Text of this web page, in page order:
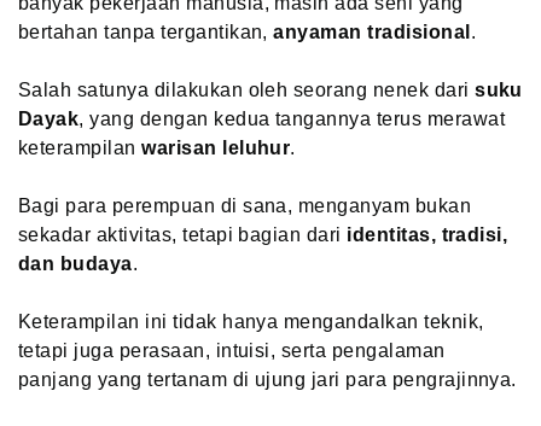
bertahan tanpa tergantikan,anyaman tradisional .
Salah satunya dilakukan oleh seorang nenek darisuku
Dayak, yang dengan kedua tangannya terus merawat
keterampilanwarisan leluhur.
Bagi para perempuan di sana, menganyam bukan
sekadar aktivitas, tetapi bagian dari identitas, tradisi,
dan budaya.
Keterampilan ini tidak hanya mengandalkan teknik,
tetapi juga perasaan, intuisi, serta pengalaman
panjang yang tertanam di ujung jari para pengrajinnya.